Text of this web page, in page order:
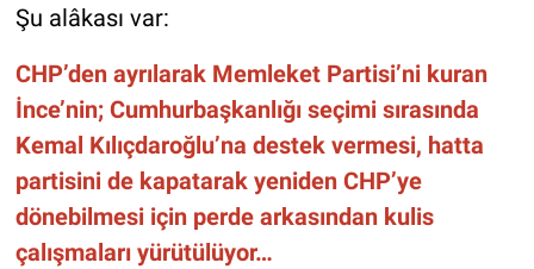
Şu alâkası var:
CHP’den ayrılarak Memleket Partisi’ni kuran
İnce’nin; Cumhurbaşkanlığı seçimi sırasında
Kemal Kılıçdaroğlu’na destek vermesi, hatta
partisini de kapatarak yeniden CHP’ye
dönebilmesi için perde arkasından kulis
çalışmaları yürütülüyor…